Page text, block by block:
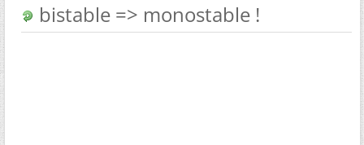
bistable => monostable !